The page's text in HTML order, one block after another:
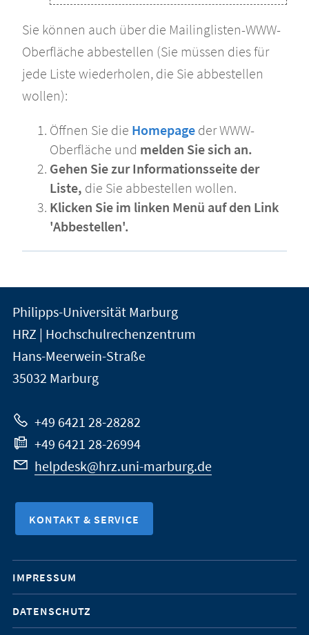
Sie können auch über die Mailinglisten-WWW-
Oberfläche abbestellen (Sie müssen dies für
jede Liste wiederholen, die Sie abbestellen
wollen):
Öffnen Sie die Homepage der WWW-
Oberfläche und melden Sie sich an.
Gehen Sie zur Informationsseite der
Liste, die Sie abbestellen wollen.
Klicken Sie im linken Menü auf den Link
'Abbestellen'.
Kontakt
und
Informationen
zur
Website
der
Universität
Marburg
Philipps-Universität Marburg
HRZ | Hochschulrechenzentrum
Hans-Meerwein-Straße
35032 Marburg
+49 6421 28-28282
+49 6421 28-26994
helpdesk@hrz.uni-marburg.de
KONTAKT & SERVICE
Mobile-
Service-
Navigation
IMPRESSUM
DATENSCHUTZ